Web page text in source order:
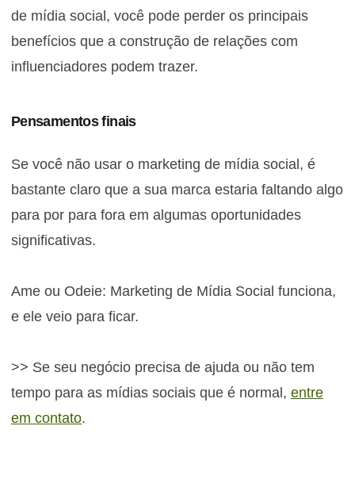
de mídia social, você pode perder os principais
benefícios que a construção de relações com
influenciadores podem trazer.
Pensamentos finais
Se você não usar o marketing de mídia social, é
bastante claro que a sua marca estaria faltando algo
para por para fora em algumas oportunidades
significativas.
Ame ou Odeie: Marketing de Mídia Social funciona,
e ele veio para ficar.
>> Se seu negócio precisa de ajuda ou não tem
tempo para as mídias sociais que é normal, entre
em contato.